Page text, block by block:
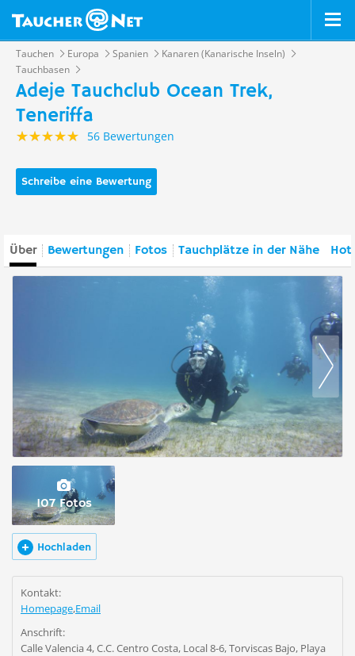
Tauchen Europa Spanien
Kanaren (Kanarische Inseln)
Tauchbasen
Adeje Tauchclub Ocean Trek,
Teneriffa
56 Bewertungen
Schreibe eine Bewertung
Über Bewertungen Fotos Tauchplätze in der Nähe
107 Fotos
Hochladen
Kontakt:
Homepage,Email
Anschrift:
Calle Valencia 4, C.C. Centro Costa, Local 8-6, Torviscas Bajo, Playa